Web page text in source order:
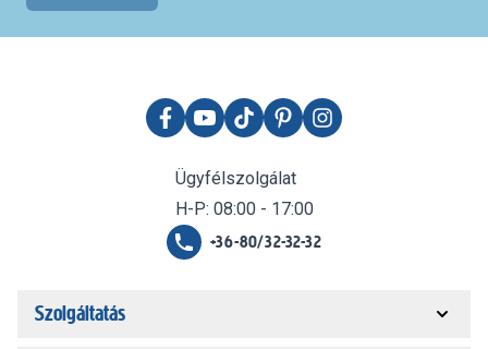
Ügyfélszolgálat
H-P: 08:00 - 17:00
+36-80/32-32-32
Szolgáltatás